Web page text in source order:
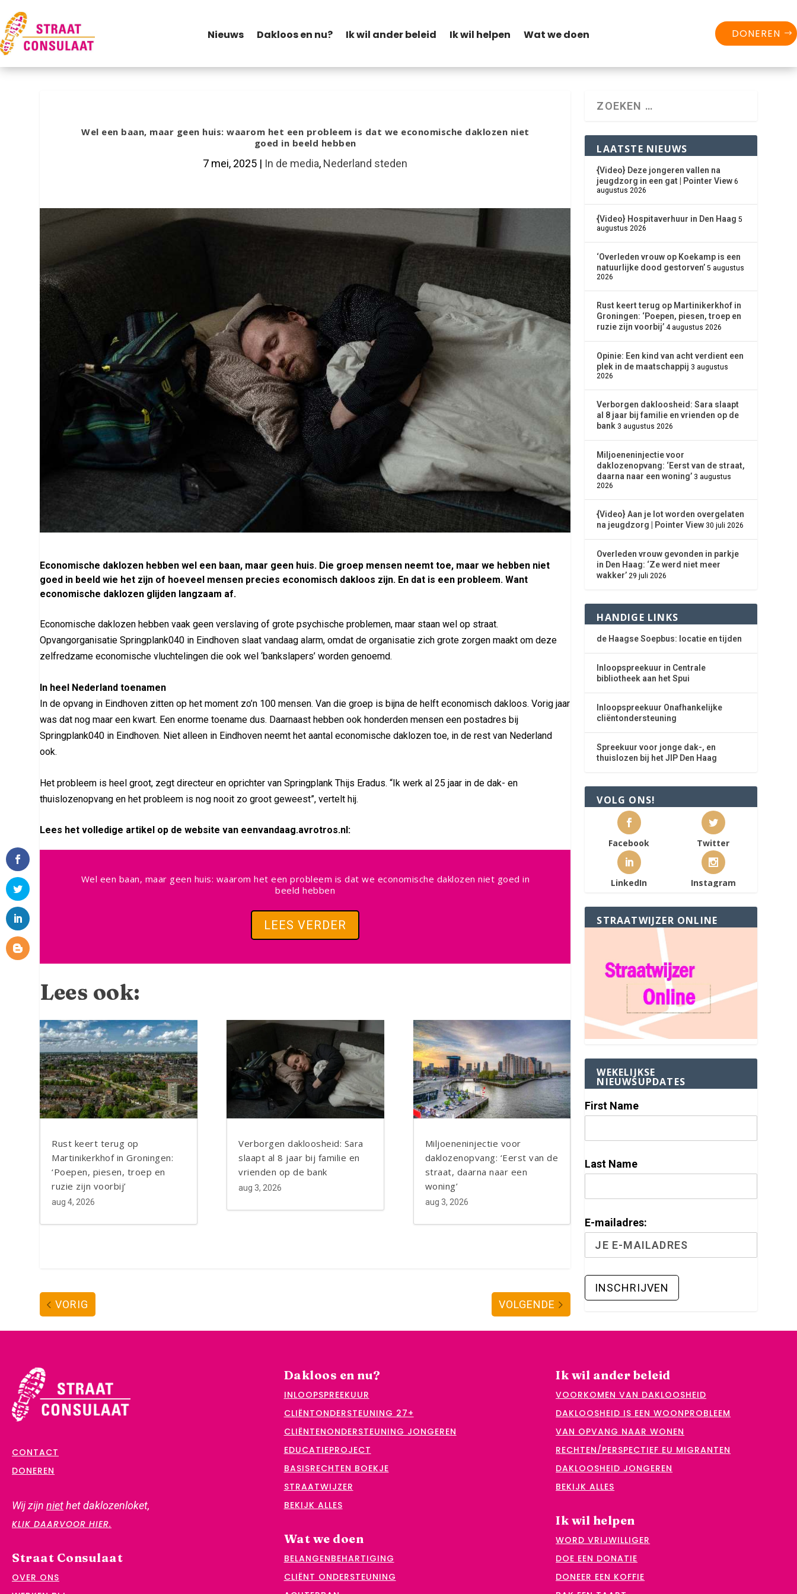
Nieuws Dakloos en nu? Ik wil ander beleid Ik wil helpen Wat we doen DONEREN
Wel een baan, maar geen huis: waarom het een probleem is dat we economische daklozen niet
goed in beeld hebben
7 mei, 2025 | In de media, Nederland steden
Economische daklozen hebben wel een baan, maar geen huis. Die groep mensen neemt toe, maar we hebben niet
goed in beeld wie het zijn of hoeveel mensen precies economisch dakloos zijn. En dat is een probleem. Want
economische daklozen glijden langzaam af.
Economische daklozen hebben vaak geen verslaving of grote psychische problemen, maar staan wel op straat.
Opvangorganisatie Springplank040 in Eindhoven slaat vandaag alarm, omdat de organisatie zich grote zorgen maakt om deze
zelfredzame economische vluchtelingen die ook wel ‘bankslapers’ worden genoemd.
In heel Nederland toenamen
In de opvang in Eindhoven zitten op het moment zo’n 100 mensen. Van die groep is bijna de helft economisch dakloos. Vorig jaar
was dat nog maar een kwart. Een enorme toename dus. Daarnaast hebben ook honderden mensen een postadres bij
Springplank040 in Eindhoven. Niet alleen in Eindhoven neemt het aantal economische daklozen toe, in de rest van Nederland
ook.
Het probleem is heel groot, zegt directeur en oprichter van Springplank Thijs Eradus. “Ik werk al 25 jaar in de dak- en
thuislozenopvang en het probleem is nog nooit zo groot geweest”, vertelt hij.
Lees het volledige artikel op de website van eenvandaag.avrotros.nl:
Wel een baan, maar geen huis: waarom het een probleem is dat we economische daklozen niet goed in
beeld hebben
LEES VERDER
Lees ook:
Facebook
Twitter
LinkedIn
Rust keert terug op
Martinikerkhof in Groningen:
‘Poepen, piesen, troep en
ruzie zijn voorbij’
aug 4, 2026
Facebook
Twitter
LinkedIn
Verborgen dakloosheid: Sara
slaapt al 8 jaar bij familie en
vrienden op de bank
aug 3, 2026
Facebook
Twitter
LinkedIn
Miljoeneninjectie voor
daklozenopvang: ‘Eerst van de
straat, daarna naar een
woning’
aug 3, 2026
VORIG VOLGENDE
LAATSTE NIEUWS
{Video} Deze jongeren vallen na
jeugdzorg in een gat | Pointer View 6
augustus 2026
{Video} Hospitaverhuur in Den Haag 5
augustus 2026
‘Overleden vrouw op Koekamp is een
natuurlijke dood gestorven’ 5 augustus
2026
Rust keert terug op Martinikerkhof in
Groningen: ‘Poepen, piesen, troep en
ruzie zijn voorbij’ 4 augustus 2026
Opinie: Een kind van acht verdient een
plek in de maatschappij 3 augustus
2026
Verborgen dakloosheid: Sara slaapt
al 8 jaar bij familie en vrienden op de
bank 3 augustus 2026
Miljoeneninjectie voor
daklozenopvang: ‘Eerst van de straat,
daarna naar een woning’ 3 augustus
2026
{Video} Aan je lot worden overgelaten
na jeugdzorg | Pointer View 30 juli 2026
Overleden vrouw gevonden in parkje
in Den Haag: ‘Ze werd niet meer
wakker’ 29 juli 2026
HANDIGE LINKS
de Haagse Soepbus: locatie en tijden
Inloopspreekuur in Centrale
bibliotheek aan het Spui
Inloopspreekuur Onafhankelijke
cliëntondersteuning
Spreekuur voor jonge dak-, en
thuislozen bij het JIP Den Haag
VOLG ONS!
Facebook Twitter
LinkedIn Instagram
STRAATWIJZER ONLINE
WEKELIJKSE
NIEUWSUPDATES
First Name
Last Name
E-mailadres:
CONTACT
DONEREN
Wij zijn niethet daklozenloket,
KLIK DAARVOOR HIER.
Straat Consulaat
OVER ONS
Dakloos en nu?
INLOOPSPREEKUUR
CLIËNTONDERSTEUNING 27+
CLIËNTENONDERSTEUNING JONGEREN
EDUCATIEPROJECT
BASISRECHTEN BOEKJE
STRAATWIJZER
BEKIJK ALLES
Wat we doen
BELANGENBEHARTIGING
CLIËNT ONDERSTEUNING
Ik wil ander beleid
VOORKOMEN VAN DAKLOOSHEID
DAKLOOSHEID IS EEN WOONPROBLEEM
VAN OPVANG NAAR WONEN
RECHTEN/PERSPECTIEF EU MIGRANTEN
DAKLOOSHEID JONGEREN
BEKIJK ALLES
Ik wil helpen
WORD VRIJWILLIGER
DOE EEN DONATIE
DONEER EEN KOFFIE